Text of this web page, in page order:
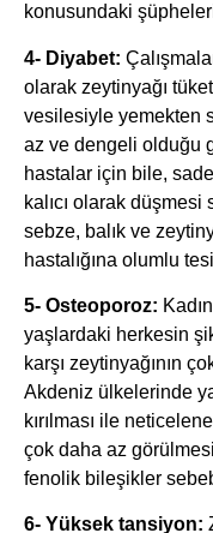
konusundaki
4- Diyabet:
olarak zeytinyağı
vesilesiyle yemekten
az ve dengeli olduğu
hastalar için bile,
kalıcı olarak
sebze, balık ve
hastalığına olumlu
5- Osteoporoz:
yaşlardaki herkesin
karşı zeytinyağının
Akdeniz ülkelerinde
kırılması ile
çok daha az
fenolik bileşikler
6- Yüksek tansiyon: